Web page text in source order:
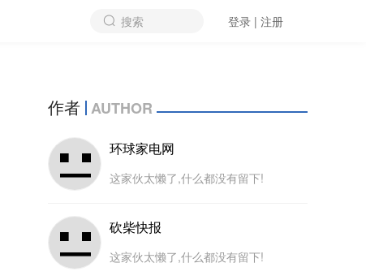
搜索 登录 | 注册
作者 AUTHOR
环球家电网
这家伙太懒了,什么都没有留下!
砍柴快报
这家伙太懒了,什么都没有留下!